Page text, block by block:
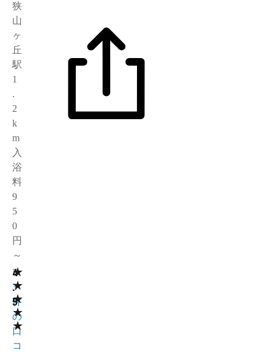
狭
山
ヶ
丘
駅
1
.
2
k
m
入
浴
料
9
5
0
円
～
★
★
★
★
★
4
.
5
3
3
件
の
口
コ